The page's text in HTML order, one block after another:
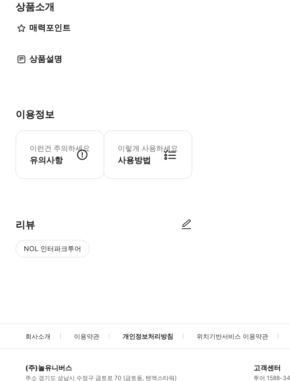
상품소개
매력포인트
상품설명
이용정보
이런건 주의하세요
유의사항
프라하 방문자 패스는 사용하기 전에 활성화해야 합니다. 패스
이렇게 사용하세요
사용방법
리뷰
NOL 인터파크투어
회사소개 이용약관 개인정보처리방침 위치기반서비스 이용약관
(주)놀유니버스
주소 경기도 성남시 수정구 금토로 70 (금토동, 텐엑스타워)
고객센터
투어 1588-